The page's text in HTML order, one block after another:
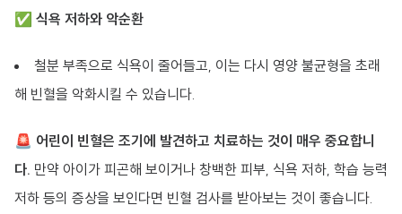
✅ 식욕 저하와 악순환
철분 부족으로 식욕이 줄어들고, 이는 다시 영양 불균형을 초래
해 빈혈을 악화시킬 수 있습니다.
🚨 어린이 빈혈은 조기에 발견하고 치료하는 것이 매우 중요합니
다. 만약 아이가 피곤해 보이거나 창백한 피부, 식욕 저하, 학습 능력
저하 등의 증상을 보인다면 빈혈 검사를 받아보는 것이 좋습니다.